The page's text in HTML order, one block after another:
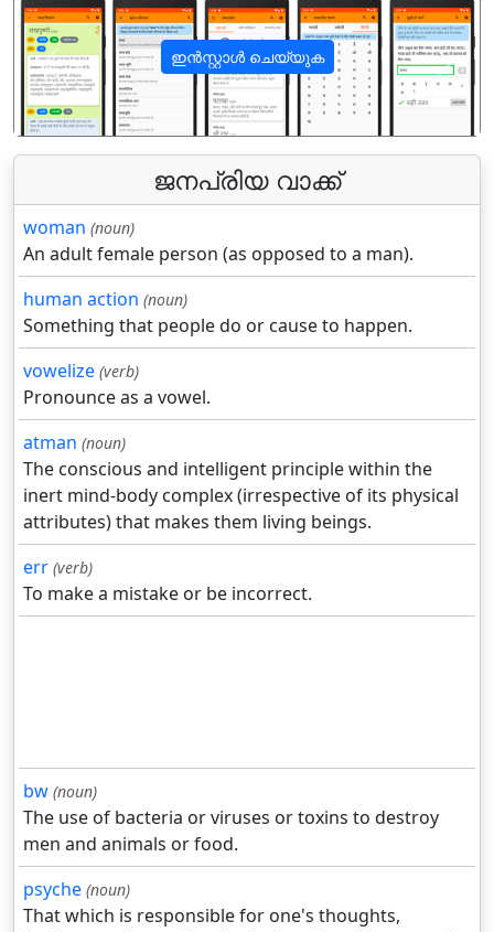
ഇൻസ്റ്റാൾ ചെയ്യുക
पिछला अगला
ജനപ്രിയ വാക്ക്
woman (noun)
An adult female person (as opposed to a man).
human action (noun)
Something that people do or cause to happen.
vowelize (verb)
Pronounce as a vowel.
atman (noun)
The conscious and intelligent principle within the
inert mind-body complex (irrespective of its physical
attributes) that makes them living beings.
err (verb)
To make a mistake or be incorrect.
bw (noun)
The use of bacteria or viruses or toxins to destroy
men and animals or food.
psyche (noun)
That which is responsible for one's thoughts,